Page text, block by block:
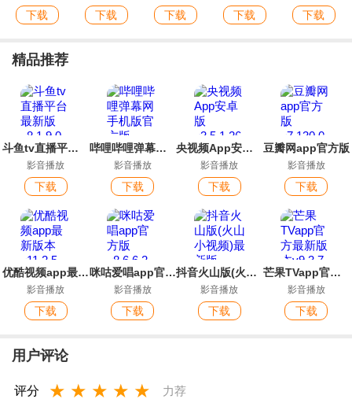
下载 下载 下载 下载 下载
精品推荐
斗鱼tv直播平台最新版
影音播放
下载
哔哩哔哩弹幕网手机版官方版
影音播放
下载
央视频App安卓版
影音播放
下载
豆瓣网app官方版
影音播放
下载
优酷视频app最新版本
影音播放
下载
咪咕爱唱app官方版
影音播放
下载
抖音火山版(火山小视频)最新版
影音播放
下载
芒果TVapp官方最新版本
影音播放
下载
用户评论
评分 ★ ★ ★ ★ ★ 力荐